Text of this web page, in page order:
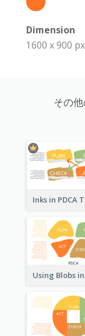
Dimension
1600 x 900 px
その